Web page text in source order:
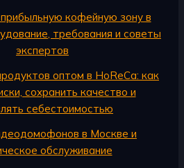
кофейную зону в
требования и советы
экспертов
оптом в HoReCa: как
сохранить качество и
себестоимостью
в Москве и
обслуживание